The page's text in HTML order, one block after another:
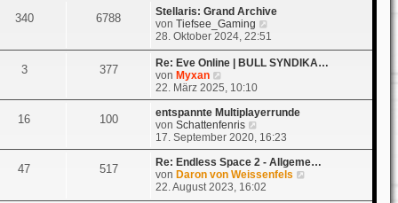
t
g
r
e
i
t
g
340 6788
Stellaris: Grand Archive
vonTiefsee_Gaming
u
e
e
r
e
i
t
r
28. Oktober 2024, 22:51
3 377
Re: Eve Online | BULL SYNDIKA…
von Myxan
e
u
e
s
t
e
r
B
e
i
22. März 2025, 10:10
16 100
entspannte Multiplayerrunde
vonSchattenfenris
e
u
e
s
t
e
17. September 2020, 16:23
47 517
Re: Endless Space 2 - Allgeme…
von Daron von Weissenfels
u
22. August 2023, 16:02